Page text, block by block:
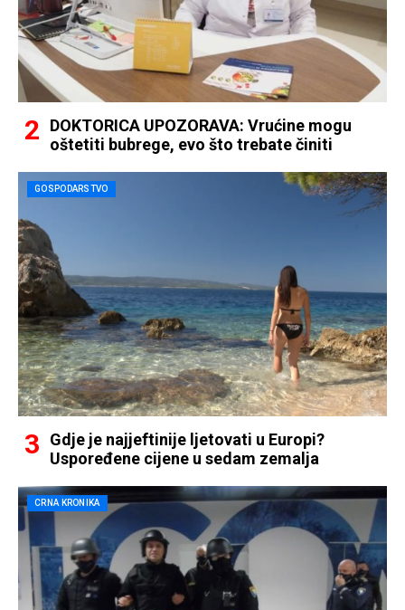
DOKTORICA UPOZORAVA: Vrućine mogu
oštetiti bubrege, evo što trebate činiti
GOSPODARSTVO
Gdje je najjeftinije ljetovati u Europi?
Uspoređene cijene u sedam zemalja
CRNA KRONIKA